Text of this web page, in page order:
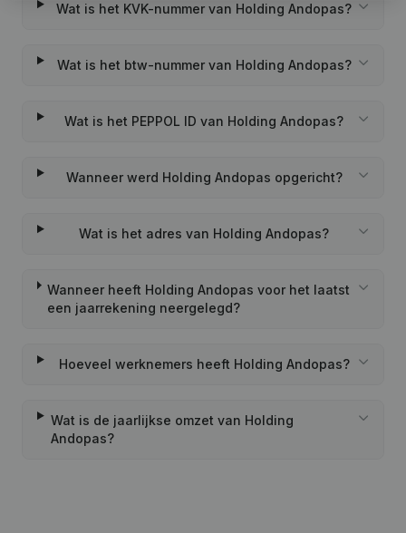
Wat is het KVK-nummer van Holding Andopas?
Wat is het btw-nummer van Holding Andopas?
Wat is het PEPPOL ID van Holding Andopas?
Wanneer werd Holding Andopas opgericht?
Wat is het adres van Holding Andopas?
Wanneer heeft Holding Andopas voor het laatst
een jaarrekening neergelegd?
Hoeveel werknemers heeft Holding Andopas?
Wat is de jaarlijkse omzet van Holding
Andopas?